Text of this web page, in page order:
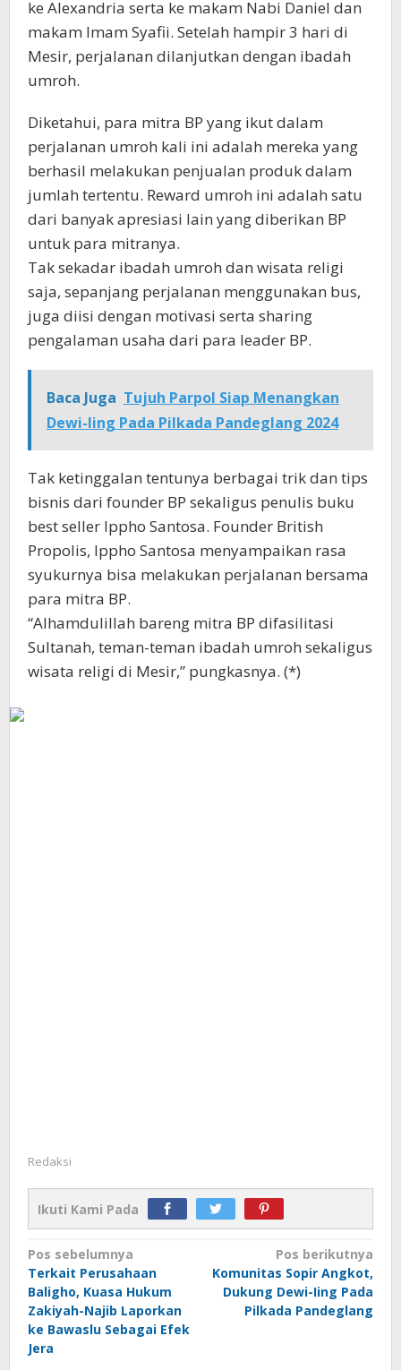
ke Alexandria serta ke makam Nabi Daniel dan
makam Imam Syafii. Setelah hampir 3 hari di
Mesir, perjalanan dilanjutkan dengan ibadah
umroh.
Diketahui, para mitra BP yang ikut dalam
perjalanan umroh kali ini adalah mereka yang
berhasil melakukan penjualan produk dalam
jumlah tertentu. Reward umroh ini adalah satu
dari banyak apresiasi lain yang diberikan BP
untuk para mitranya.
Tak sekadar ibadah umroh dan wisata religi
saja, sepanjang perjalanan menggunakan bus,
juga diisi dengan motivasi serta sharing
pengalaman usaha dari para leader BP.
Baca Juga Tujuh Parpol Siap Menangkan
Dewi-Iing Pada Pilkada Pandeglang 2024
Tak ketinggalan tentunya berbagai trik dan tips
bisnis dari founder BP sekaligus penulis buku
best seller Ippho Santosa. Founder British
Propolis, Ippho Santosa menyampaikan rasa
syukurnya bisa melakukan perjalanan bersama
para mitra BP.
“Alhamdulillah bareng mitra BP difasilitasi
Sultanah, teman-teman ibadah umroh sekaligus
wisata religi di Mesir,” pungkasnya. (*)
Redaksi
Ikuti Kami Pada
Navigasi
pos
Pos sebelumnya
Terkait Perusahaan
Baligho, Kuasa Hukum
Zakiyah-Najib Laporkan
ke Bawaslu Sebagai Efek
Jera
Pos berikutnya
Komunitas Sopir Angkot,
Dukung Dewi-Iing Pada
Pilkada Pandeglang